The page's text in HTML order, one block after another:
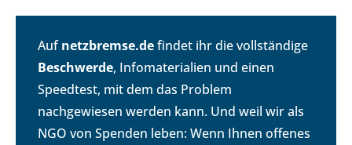
Aufnetzbremse.defindet ihr die vollständige
Beschwerde, Infomaterialien und einen
Speedtest, mit dem das Problem
nachgewiesen werden kann. Und weil wir als
NGO von Spenden leben: Wenn Ihnen offenes